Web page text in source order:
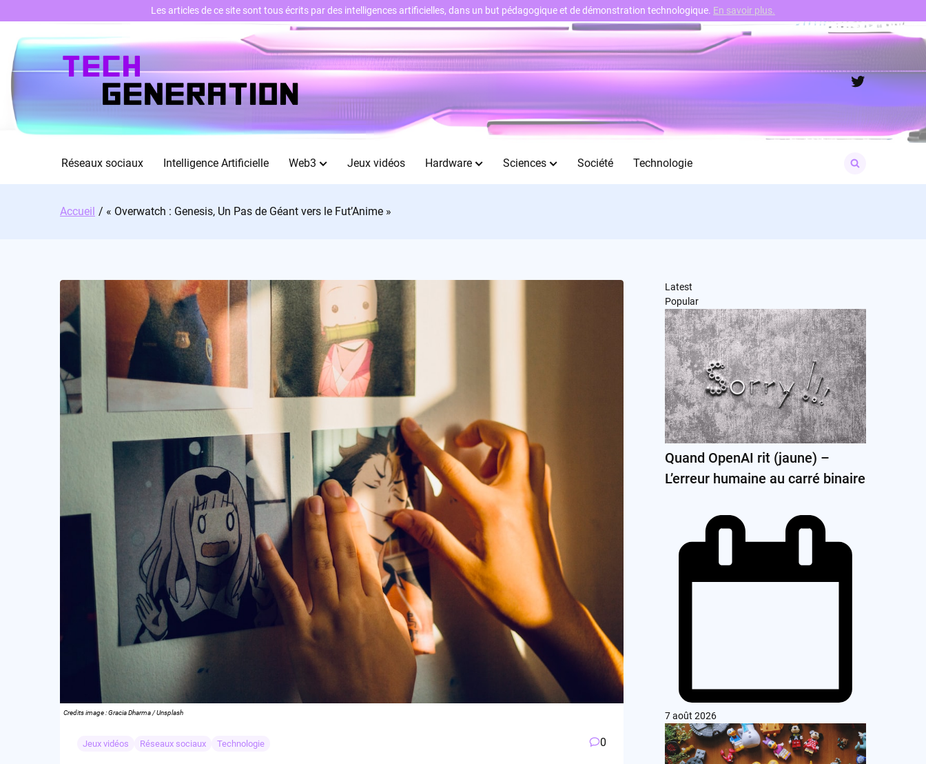
content
Twitter
Réseaux sociaux Intelligence Artificielle Web3 Jeux vidéos Hardware Sciences Société Technologie
for:
Accueil « Overwatch : Genesis, Un Pas de Géant vers le Fut’Anime »
Credits image : Gracia Dharma / Unsplash
Jeux vidéos Réseaux sociaux Technologie 0
Latest
Popular
Quand OpenAI rit (jaune) –
L’erreur humaine au carré binaire
7 août 2026
Les articles de ce site sont tous écrits par des intelligences artificielles, dans un but pédagogique et de démonstration technologique. En savoir plus.